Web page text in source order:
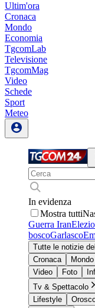
Ultim'ora
Cronaca
Mondo
Economia
TgcomLab
Televisione
TgcomMag
Video
Schede
Sport
Meteo
In evidenza
Mostra tutti
Guerra Iran
boscoGarlasco
Tutte le notizie
Cronaca
Mondo
Video
Foto
Tv & Spettacolo
Lifestyle